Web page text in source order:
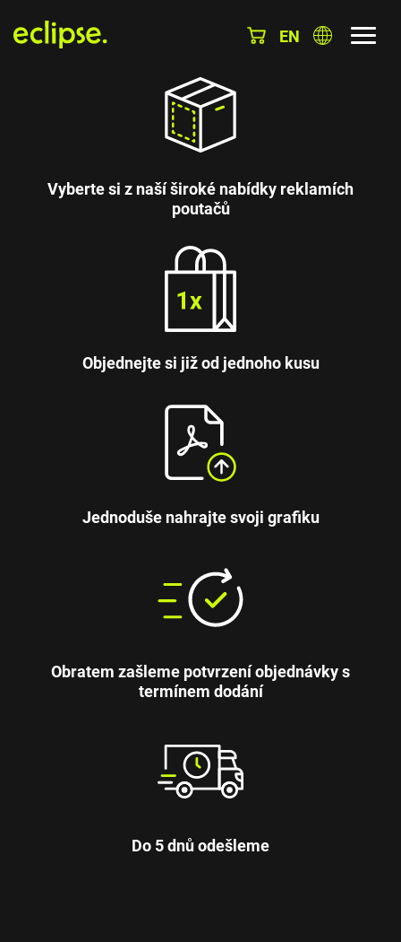
EN
Vyberte si z naší široké nabídky reklamích
poutačů
Objednejte si již od jednoho kusu
Jednoduše nahrajte svoji grafiku
Obratem zašleme potvrzení objednávky s
termínem dodání
Do 5 dnů odešleme